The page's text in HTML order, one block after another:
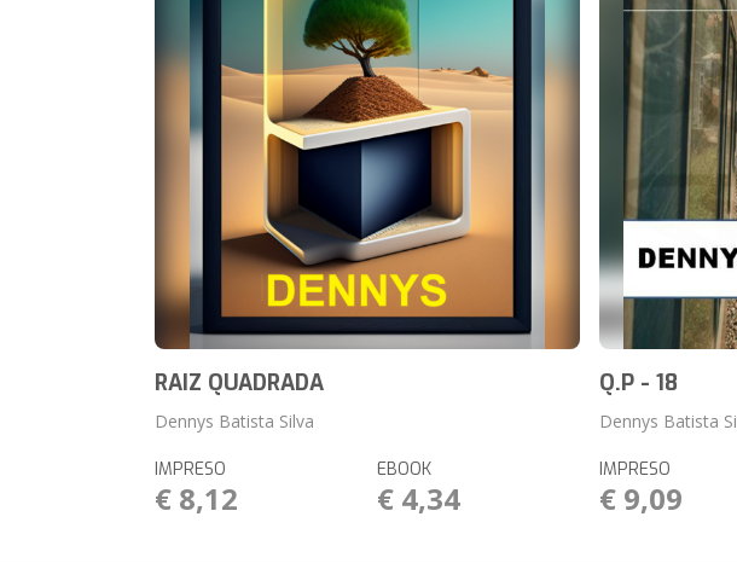
RAIZ QUADRADA
Dennys Batista Silva
IMPRESO
€ 8,12
EBOOK
€ 4,34
Q.P - 18
Dennys Batista
IMPRESO
€ 9,09